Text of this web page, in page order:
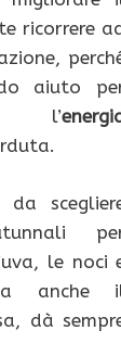
ricorrere
aiuto
l’
le noci
anche
dà